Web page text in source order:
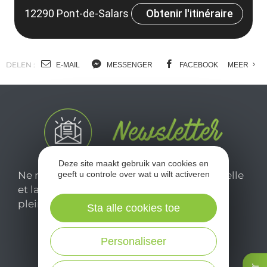
12290 Pont-de-Salars
Obtenir l'itinéraire
DELEN : E-MAIL MESSENGER FACEBOOK MEER
Ne manquez pas notre newsletter mensuelle
et laissez-vous inspirer pour profiter
pleinement de votre séjour en Aveyron.
Je m'abonne ici
Deze site maakt gebruik van cookies en
geeft u controle over wat u wilt activeren
Personaliseer
Sta alle cookies toe